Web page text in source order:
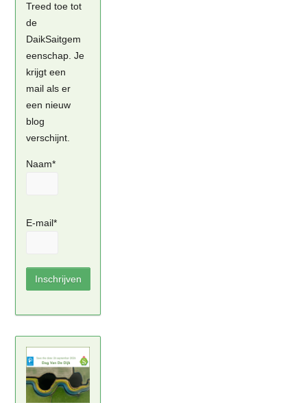
Treed toe tot
de
DaikSaitgem
eenschap. Je
krijgt een
mail als er
een nieuw
blog
verschijnt.
Naam*
E-mail*